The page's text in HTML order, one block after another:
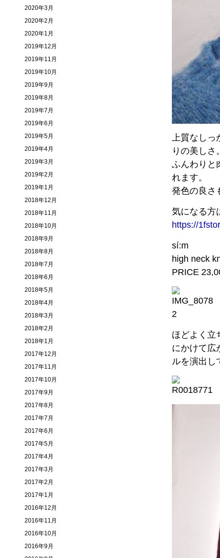
上質なしっ
りの美しさ
ふんわりと
れます。
発色の良さ
気になる方
https://
sí:m
high neck
PRICE
ほどよく立
にかけて広
ルを演出し
2020年3月
2020年2月
2020年1月
2019年12月
2019年11月
2019年10月
2019年9月
2019年8月
2019年7月
2019年6月
2019年5月
2019年4月
2019年3月
2019年2月
2019年1月
2018年12月
2018年11月
2018年10月
2018年9月
2018年8月
2018年7月
2018年6月
2018年5月
2018年4月
2018年3月
2018年2月
2018年1月
2017年12月
2017年11月
2017年10月
2017年9月
2017年8月
2017年7月
2017年6月
2017年5月
2017年4月
2017年3月
2017年2月
2017年1月
2016年12月
2016年11月
2016年10月
2016年9月